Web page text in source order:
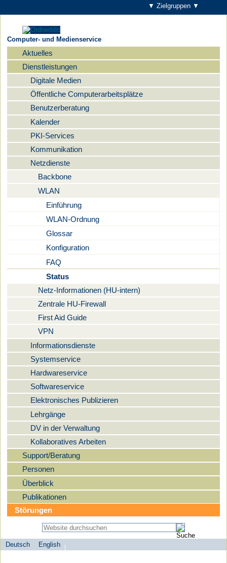
▼ Zielgruppen ▼
Computer- und Medienservice
Navigation
Aktuelles
Dienstleistungen
Digitale Medien
Öffentliche Computerarbeitsplätze
Benutzerberatung
Kalender
PKI-Services
Kommunikation
Netzdienste
Backbone
WLAN
Einführung
WLAN-Ordnung
Glossar
Konfiguration
FAQ
Status
Netz-Informationen (HU-intern)
Zentrale HU-Firewall
First Aid Guide
VPN
Informationsdienste
Systemservice
Hardwareservice
Softwareservice
Elektronisches Publizieren
Lehrgänge
DV in der Verwaltung
Kollaboratives Arbeiten
Support/Beratung
Personen
Überblick
Publikationen
Störungen
Sprachauswahl
Deutsch
English
search-menu